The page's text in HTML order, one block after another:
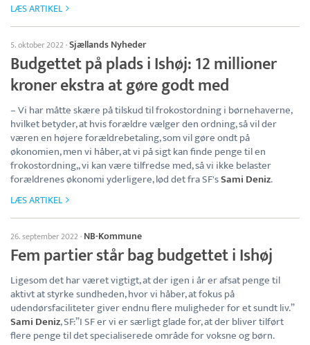
LÆS ARTIKEL
5. oktober 2022·Sjællands Nyheder
Budgettet på plads i Ishøj: 12 millioner
kroner ekstra at gøre godt med
– Vi har måtte skære på tilskud til frokostordning i børnehaverne,
hvilket betyder, at hvis forældre vælger den ordning, så vil der
væren en højere forældrebetaling, som vil gøre ondt på
økonomien, men vi håber, at vi på sigt kan finde penge til en
frokostordning,, vi kan være tilfredse med, så vi ikke belaster
forældrenes økonomi yderligere, lød det fra SF'sSami Deniz.
LÆS ARTIKEL
26. september 2022· NB-Kommune
Fem partier står bag budgettet i Ishøj
Ligesom det har været vigtigt, at der igen i år er afsat penge til
aktivt at styrke sundheden, hvor vi håber, at fokus på
udendørsfaciliteter giver endnu flere muligheder for et sundt liv.”
Sami Deniz, SF:”I SF er vi er særligt glade for, at der bliver tilført
flere penge til det specialiserede område for voksne og børn.